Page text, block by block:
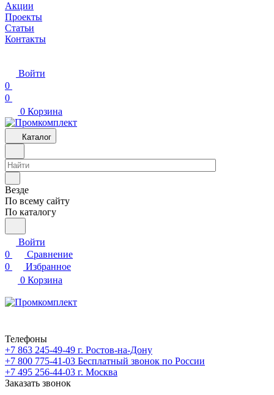
Акции
Проекты
Статьи
Контакты
Войти
0
0
0 Корзина
Каталог
Везде
По всему сайту
По каталогу
Войти
0
Сравнение
0
Избранное
0 Корзина
Телефоны
+7 863 245-49-49 г. Ростов-на-Дону
+7 800 775-41-03 Бесплатный звонок по России
+7 495 256-44-03 г. Москва
Заказать звонок